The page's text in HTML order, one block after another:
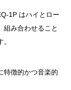
1P はハイとロー
組み合わせること
特徴的かつ音楽的